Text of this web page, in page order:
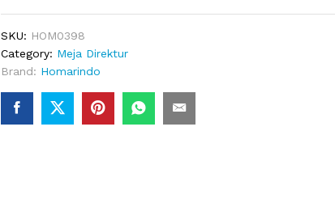
Mewah
quantity
SKU: HOM0398
Category: Meja Direktur
Brand: Homarindo